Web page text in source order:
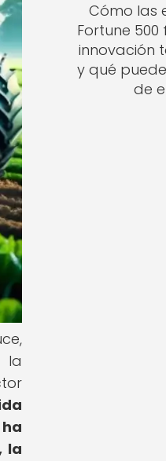
la
la
Cómo las
Fortune
innovación
y qué
de